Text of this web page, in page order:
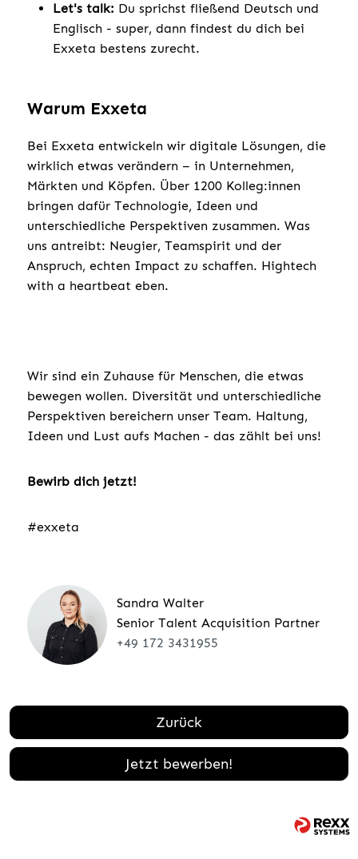
Let's talk: Du sprichst fließend Deutsch und
Englisch - super, dann findest du dich bei
Exxeta bestens zurecht.
Warum Exxeta
Bei Exxeta entwickeln wir digitale Lösungen, die
wirklich etwas verändern – in Unternehmen,
Märkten und Köpfen. Über 1200 Kolleg:innen
bringen dafür Technologie, Ideen und
unterschiedliche Perspektiven zusammen. Was
uns antreibt: Neugier, Teamspirit und der
Anspruch, echten Impact zu schaffen. Hightech
with a heartbeat eben.
Wir sind ein Zuhause für Menschen, die etwas
bewegen wollen. Diversität und unterschiedliche
Perspektiven bereichern unser Team. Haltung,
Ideen und Lust aufs Machen - das zählt bei uns!
Bewirb dich jetzt!
#exxeta
Sandra Walter
Senior Talent Acquisition Partner
+49 172 3431955
Zurück
Jetzt bewerben!